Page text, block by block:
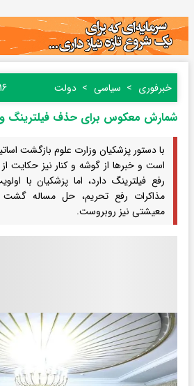
خبرفوری سیاسی دولت ۱۶ شهریور ۱۴۰۳ ۱۶:۲۴
شمارش معکوس برای حذف فیلترینگ
با دستور پزشکیان وزارت علوم بازگشت
است و خبرها از گوشه و کنار نیز حکایت
رفع فیلترینگ دارد، اما پزشکیان با
مذاکرات رفع تحریم، حل مساله
معیشتی نیز روبروست.